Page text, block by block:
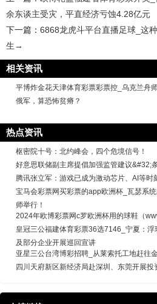
余东谈主受灾，平直经济亏蚀4.28亿元
下一篇： 6868龙虎斗平台直播足球_这
生→
相关资讯
平博炸金花天津体育彩票彩票控_乌克兰舟
俄军，算恐怖贫瘠？
热点资讯
枢密院十号：北约峰会，四个危境信号！
好意思联储副主席提倡加强监管建议&#32;
腾讯张立军：游戏已成为激动芯片、AI等时
宝马会彩票网买彩票的app欧洲杯_瓦瑟系
师举行！
2024年欧博彩票网c罗欧洲杯用的球鞋（
皇冠三公福建体育彩票36选7146_宁夏：
及部分企业开展巡回宣讲
亚星三公台湾博彩招聘_从莱索托工地赶往
四川天府新区新经济局赴深圳、东莞开展投